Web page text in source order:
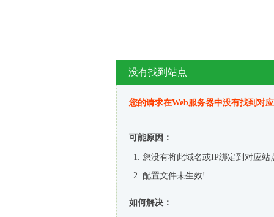
没有找到站点
您的请求在Web服务器中没有找到对
可能原因：
您没有将此域名或IP绑定到对应站
配置文件未生效!
如何解决：